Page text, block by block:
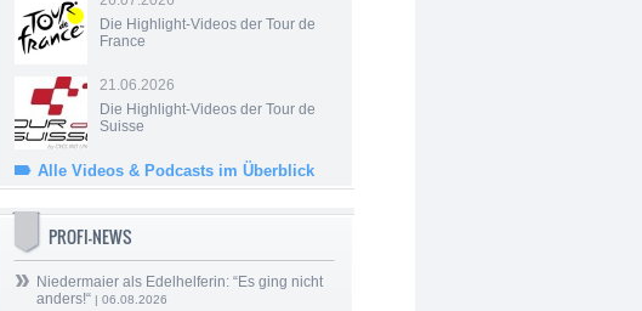
Die Highlight-Videos der Tour de
France
21.06.2026
Die Highlight-Videos der Tour de
Suisse
Alle Videos & Podcasts im Überblick
PROFI-NEWS
Niedermaier als Edelhelferin: “Es ging nicht
anders!“ | 06.08.2026